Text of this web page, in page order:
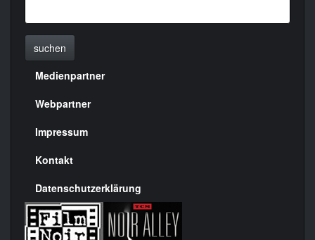
suchen
Menülinks
rechte
Seite
Medienpartner
Webpartner
Impressum
Kontakt
Datenschutzerklärung